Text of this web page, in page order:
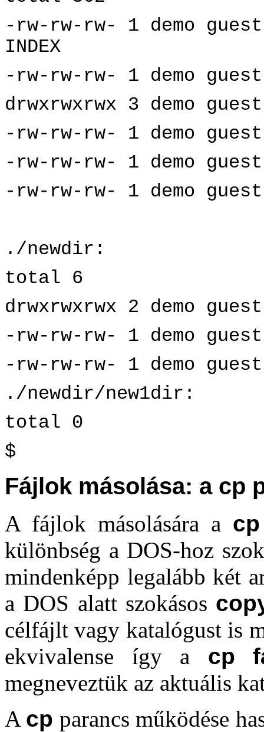
-rw-rw-rw- 1 demo
INDEX
-rw-rw-rw- 1 demo
drwxrwxrwx 3 demo
-rw-rw-rw- 1 demo
-rw-rw-rw- 1 demo
-rw-rw-rw- 1 demo
./newdir:
total 6
drwxrwxrwx 2 demo
-rw-rw-rw- 1 demo
-rw-rw-rw- 1 demo
./newdir/new1dir:
total 0
$
Fájlok másolása: a cp
A fájlok másolására a cp
különbség a DOS-hoz
mindenképp legalább két
a DOS alatt szokásos
célfájlt vagy katalógust is
ekvivalense így a cp
megneveztük az aktuális
A cp parancs működése